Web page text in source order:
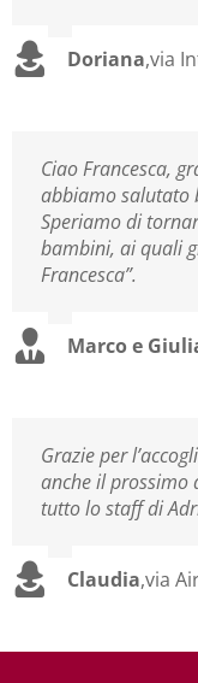
Doriana,via
Ciao Francesca,
abbiamo salutato
Speriamo di
bambini, ai quali
Francesca”.
Marco e
Grazie per
anche il prossimo
tutto lo staff di
Claudia,via